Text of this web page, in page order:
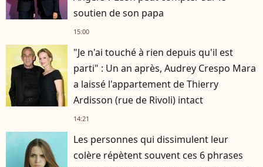
soutien de son papa
15:00
"Je n'ai touché à rien depuis qu'il est
parti" : Un an après, Audrey Crespo Mara
a laissé l'appartement de Thierry
Ardisson (rue de Rivoli) intact
14:21
Les personnes qui dissimulent leur
colère répètent souvent ces 6 phrases